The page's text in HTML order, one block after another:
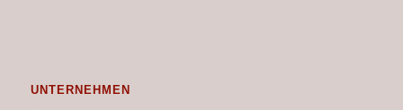
UNTERNEHMEN